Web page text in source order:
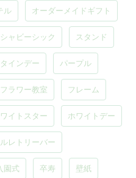
ル オーダーメイドギフト
シャビーシック スタンド
インデー パープル
フラワー教室 フレーム
イトスター ホワイトデー
レトリーバー
園式 卒寿 壁紙